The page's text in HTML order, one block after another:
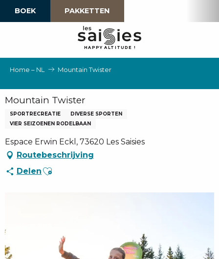
BOEK PAKKETTEN
HAPPY ALTI TU D E !
Home – NL Mountain Twister
Mountain Twister
SPORTRECREATIE
DIVERSE SPORTEN
VIER SEIZOENEN RODELBAAN
Espace Erwin Eckl, 73620 Les Saisies
Routebeschrijving
Delen Ajouter aux favoris